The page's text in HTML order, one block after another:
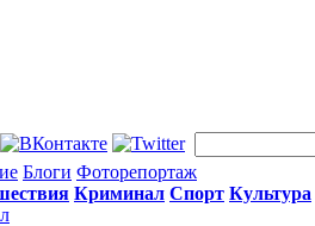
Блоги Фоторепортаж
Криминал Спорт Культура